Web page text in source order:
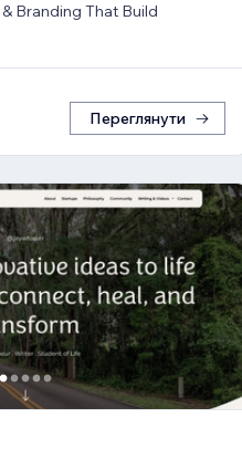
Branding That Build
Переглянути